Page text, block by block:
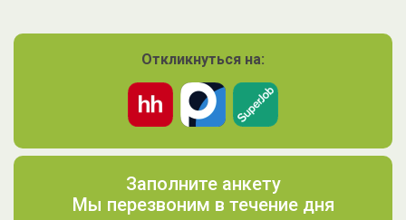
Откликнуться на:
Заполните анкету
Мы перезвоним в течение дня